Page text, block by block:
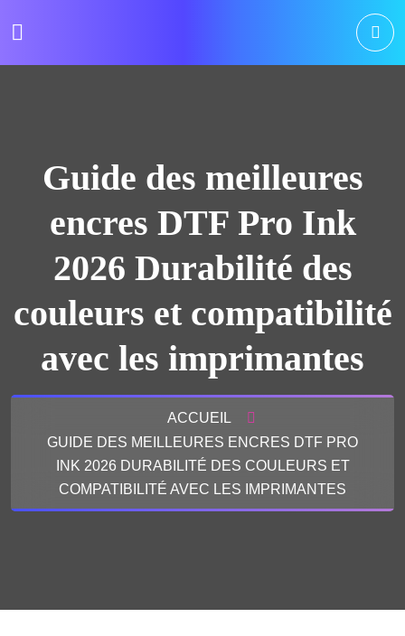
Guide des meilleures
encres DTF Pro Ink
2026 Durabilité des
couleurs et compatibilité
avec les imprimantes
ACCUEIL
GUIDE DES MEILLEURES ENCRES DTF PRO
INK 2026 DURABILITÉ DES COULEURS ET
COMPATIBILITÉ AVEC LES IMPRIMANTES